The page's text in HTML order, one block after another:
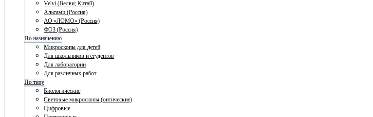
Velvi (Велви; Китай)
Альтами (Россия)
АО «ЛОМО» (Россия)
ФОЗ (Россия)
По назначению
Микроскопы для детей
Для школьников и студентов
Для лаборатории
Для различных работ
По типу
Биологические
Световые микроскопы (оптические)
Цифровые